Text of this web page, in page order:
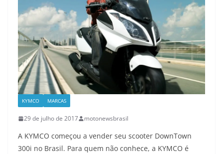
KYMCO MARCAS
29 de julho de 2017 motonewsbrasil
A KYMCO começou a vender seu scooter DownTown
300i no Brasil. Para quem não conhece, a KYMCO é